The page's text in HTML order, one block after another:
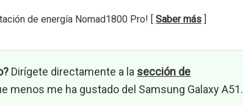
de energía Nomad1800 Pro! [Saber más ]
Dirígete directamente a la sección de
menos me ha gustado del Samsung Galaxy A51.